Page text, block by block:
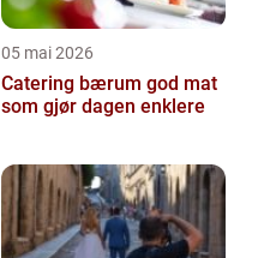
05 mai 2026
Catering bærum god mat
som gjør dagen enklere